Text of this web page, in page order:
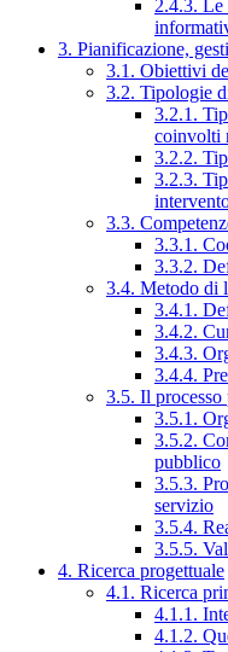
2.4.3. Le
3. Pianificazione,
3.1. Obiettivi
3.2. Tipologie
3.2.1.
coinvolti
3.2.2.
3.2.3.
3.3.
3.3.1.
3.3.2.
3.4. Metodo di
3.4.1.
3.4.2.
3.4.3.
3.4.4.
3.5. Il processo
3.5.1.
3.5.2.
pubblico
3.5.3.
servizio
3.5.4.
3.5.5.
4. Ricerca progettuale
4.1. Ricerca
4.1.1.
4.1.2.